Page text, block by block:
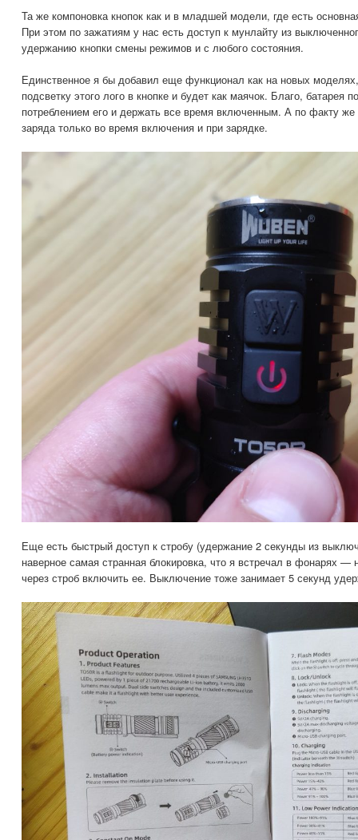
Та же компоновка кнопок как и в младшей модели, где есть
При этом по зажатиям у нас есть доступ к мунлайту из
удержанию кнопки смены режимов и с любого состояния.
Единственное я бы добавил еще функционал как на новых
подсветку этого лого в кнопке и будет как маячок. Благо, батарея
потреблением его и держать все время включенным. А по факту
заряда только во время включения и при зарядке.
Еще есть быстрый доступ к стробу (удержание 2 секунды из
наверное самая странная блокировка, что я встречал в фонарях —
через строб включить ее. Выключение тоже занимает 5 секунд